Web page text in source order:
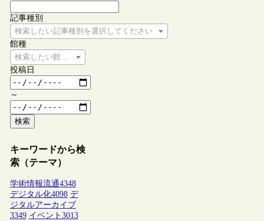
記事種別
検索したい記事種別を選択してください
館種
検索したい館種を選択してください
投稿日
～
検索
キーワードから検
索（テーマ）
学術情報流通4348
デジタル化4098 デ
ジタルアーカイブ
3349 イベント 3013